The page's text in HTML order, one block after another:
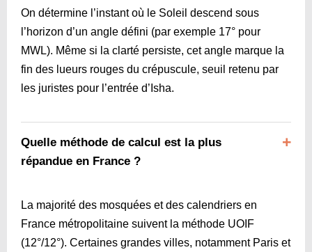
On détermine l’instant où le Soleil descend sous
l’horizon d’un angle défini (par exemple 17° pour
MWL). Même si la clarté persiste, cet angle marque la
fin des lueurs rouges du crépuscule, seuil retenu par
les juristes pour l’entrée d’Isha.
Quelle méthode de calcul est la plus
répandue en France ?
La majorité des mosquées et des calendriers en
France métropolitaine suivent la méthode UOIF
(12°/12°). Certaines grandes villes, notamment Paris et